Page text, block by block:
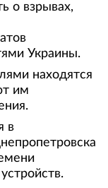
о взрывах,
Украины.
находятся
им
в